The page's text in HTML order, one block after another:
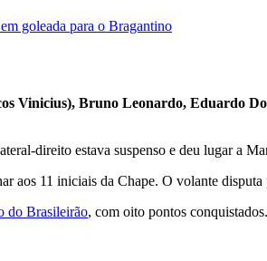
goleada para o Bragantino
Vinicius), Bruno Leonardo, Eduardo
direito estava suspenso e deu lugar a
aos 11 iniciais da Chape. O volante
do Brasileirão, com oito pontos